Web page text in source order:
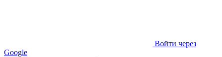
Войти через
Google